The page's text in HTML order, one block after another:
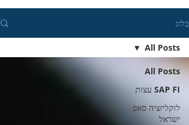
בלוג
All Posts
SAP FI עצות
לוקליזציה סאפ
ישראל
All Posts